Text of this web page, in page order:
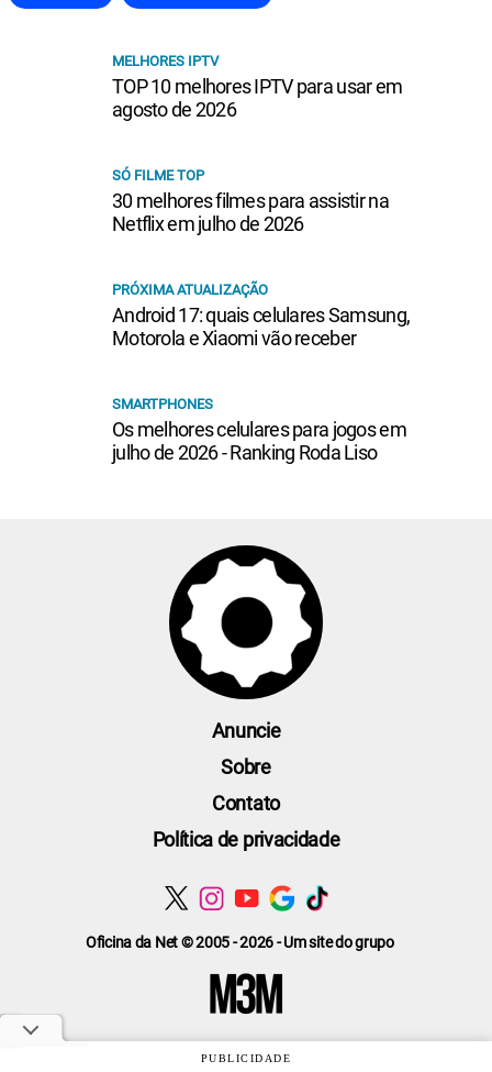
MELHORES IPTV
TOP 10 melhores IPTV para usar em
agosto de 2026
SÓ FILME TOP
30 melhores filmes para assistir na
Netflix em julho de 2026
PRÓXIMA ATUALIZAÇÃO
Android 17: quais celulares Samsung,
Motorola e Xiaomi vão receber
SMARTPHONES
Os melhores celulares para jogos em
julho de 2026 - Ranking Roda Liso
Oficina da Net © 2005 - 2026 - Um site do grupo
Anuncie
Sobre
Contato
Política de privacidade
PUBLICIDADE